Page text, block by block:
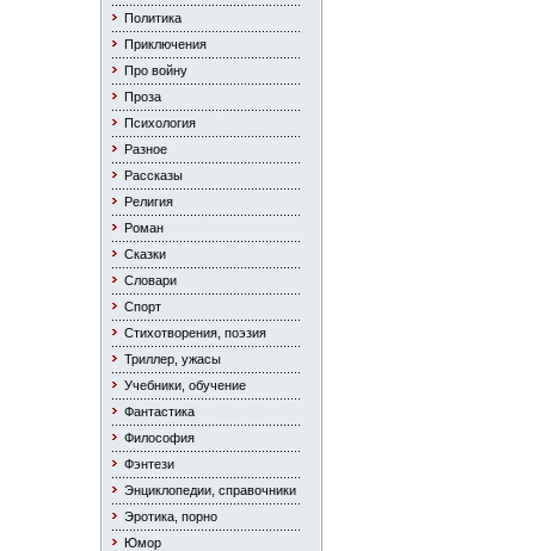
Политика
Приключения
Про войну
Проза
Психология
Разное
Рассказы
Религия
Роман
Сказки
Словари
Спорт
Стихотворения, поэзия
Триллер, ужасы
Учебники, обучение
Фантастика
Философия
Фэнтези
Энциклопедии, справочники
Эротика, порно
Юмор